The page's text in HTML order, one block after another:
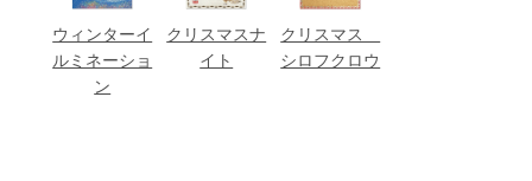
ウィンターイ
ルミネーショ
ン
クリスマスナ
イト
クリスマス
シロフクロウ